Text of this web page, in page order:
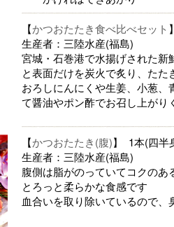
【かつおたたき食べ比べセット
生産者：三陸水産(福島)
宮城・石巻港で水揚げされた
と表面だけを炭火で炙り、たた
おろしにんにくや生姜、小葱
て醤油やポン酢でお召し上がり
【かつおたたき(腹)】 1本(四半
生産者：三陸水産(福島)
腹側は脂がのっていてコクのあ
とろっと柔らかな食感です
血合いを取り除いているので、